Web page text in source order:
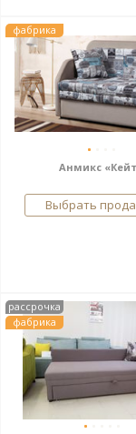
фабрика
Анмикс
Выбрать
рассрочка
фабрика